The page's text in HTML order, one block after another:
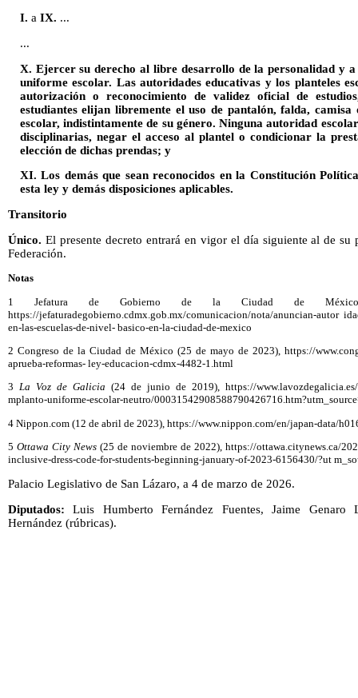
I. a IX. ...
...
X. Ejercer su derecho al libre desarrollo de la personalidad y
uniforme escolar. Las autoridades educativas y los planteles
autorización o reconocimiento de validez oficial de
estudiantes elijan libremente el uso de pantalón, falda,
escolar, indistintamente de su género. Ninguna autoridad
disciplinarias, negar el acceso al plantel o condicionar la
elección de dichas prendas; y
XI. Los demás que sean reconocidos en la Constitución
esta ley y demás disposiciones aplicables.
Transitorio
Único. El presente decreto entrará en vigor el día siguiente al de
Federación.
Notas
1 Jefatura de Gobierno de la Ciudad de
https://jefaturadegobierno.cdmx.gob.mx/comunicacion/nota/anuncian-autor
en-las-escuelas-de-nivel- basico-en-la-ciudad-de-mexico
2 Congreso de la Ciudad de México (25 de mayo de 2023), https://
aprueba-reformas- ley-educacion-cdmx-4482-1.html
3 La Voz de Galicia (24 de junio de 2019), https://
mplanto-uniforme-escolar-neutro/
4 Nippon.com (12 de abril de 2023), https://www.nippon.com/en/japan-data/
5 Ottawa City News (25 de noviembre de 2022), https://ottawa.citynews.ca/
inclusive-dress-code-for-students-beginning-january-of-2023-6156430/?ut
Palacio Legislativo de San Lázaro, a 4 de marzo de 2026.
Diputados: Luis Humberto Fernández Fuentes, Jaime
Hernández (rúbricas).